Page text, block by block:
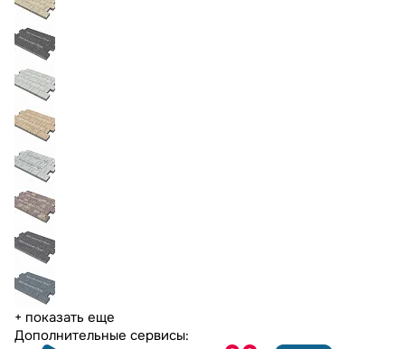
+ показать еще
Дополнительные сервисы: